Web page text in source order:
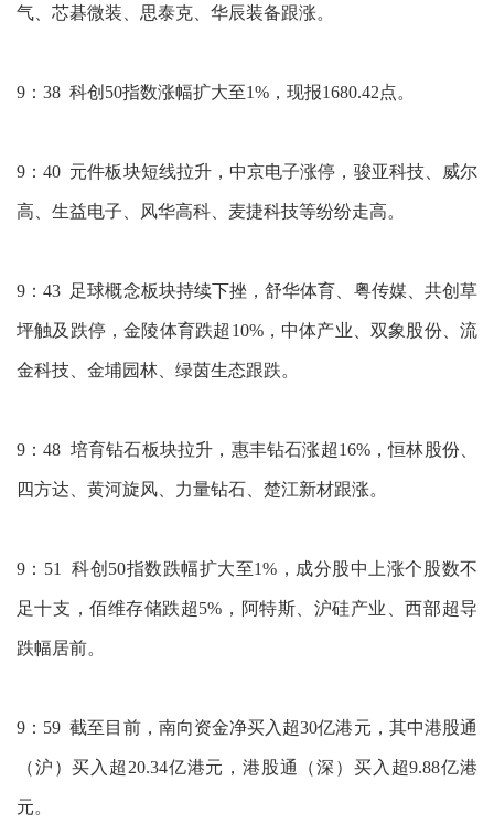
气、芯碁微装、思泰克、华辰装备跟涨。
9：38 科创50指数涨幅扩大至1%，现报1680.42点。
9：40 元件板块短线拉升，中京电子涨停，骏亚科技、威尔
高、生益电子、风华高科、麦捷科技等纷纷走高。
9：43 足球概念板块持续下挫，舒华体育、粤传媒、共创草
坪触及跌停，金陵体育跌超10%，中体产业、双象股份、流
金科技、金埔园林、绿茵生态跟跌。
9：48 培育钻石板块拉升，惠丰钻石涨超16%，恒林股份、
四方达、黄河旋风、力量钻石、楚江新材跟涨。
9：51 科创50指数跌幅扩大至1%，成分股中上涨个股数不
足十支，佰维存储跌超5%，阿特斯、沪硅产业、西部超导
跌幅居前。
9：59 截至目前，南向资金净买入超30亿港元，其中港股通
（沪）买入超20.34亿港元，港股通（深）买入超9.88亿港
元。